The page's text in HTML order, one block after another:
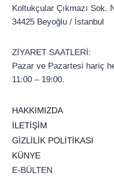
Koltukçular Çıkmazı Sok.
34425 Beyoğlu / İstanbul
ZİYARET SAATLERİ:
Pazar ve Pazartesi hariç
11:00 – 19:00.
HAKKIMIZDA
İLETİŞİM
GİZLİLİK POLİTİKASI
KÜNYE
E-BÜLTEN